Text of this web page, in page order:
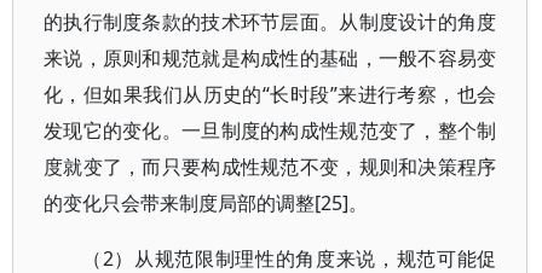
的执行制度条款的技术环节层面。从制度设计的角度
来说，原则和规范就是构成性的基础，一般不容易变
化，但如果我们从历史的“长时段”来进行考察，也会
发现它的变化。一旦制度的构成性规范变了，整个制
度就变了，而只要构成性规范不变，规则和决策程序
的变化只会带来制度局部的调整[25]。
（2）从规范限制理性的角度来说，规范可能促